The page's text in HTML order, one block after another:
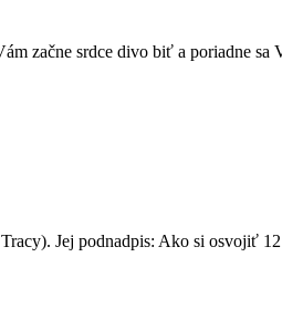
začne srdce divo biť a poriadne
Jej podnadpis: Ako si osvojiť